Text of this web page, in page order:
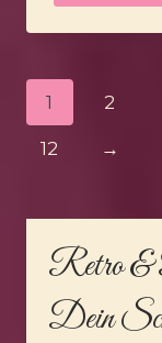
1 2
12 →
Retro &
Dein